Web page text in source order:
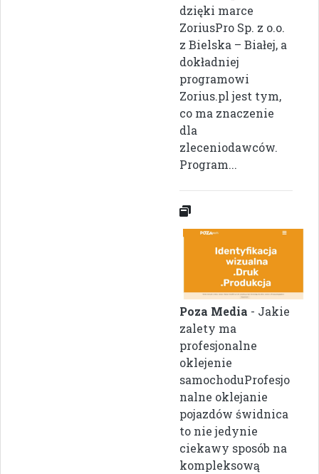
dzięki marce
ZoriusPro Sp. z o.o.
z Bielska – Białej, a
dokładniej
programowi
Zorius.pl jest tym,
co ma znaczenie
dla
zleceniodawców.
Program...
Poza Media - Jakie
zalety ma
profesjonalne
oklejenie
samochoduProfesjo
nalne oklejanie
pojazdów świdnica
to nie jedynie
ciekawy sposób na
kompleksową